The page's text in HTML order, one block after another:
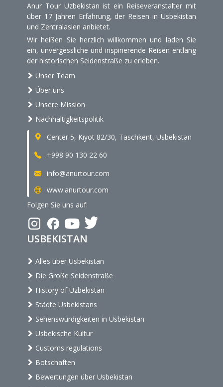
Anur Tour Uzbekistan ist ein Reiseveranstalter mit
über 17 Jahren Erfahrung, der Reisen in Usbekistan
und Zentralasien anbietet.
Wir heißen Sie herzlich willkommen und laden Sie
ein, unvergessliche und inspirierende Reisen entlang
der historischen Seidenstraße zu erleben.
Unser Team
Über uns
Unsere Mission
Nachhaltigkeitspolitik
Center 5, Kiyot 82/30, Taschkent, Usbekistan
+998 90 130 22 60
info@anurtour.com
www.anurtour.com
Folgen Sie uns auf:
USBEKISTAN
Alles über Usbekistan
Die Große Seidenstraße
History of Uzbekistan
Städte Usbekistans
Sehenswürdigkeiten in Usbekistan
Usbekische Kultur
Customs regulations
Botschaften
Bewertungen über Usbekistan